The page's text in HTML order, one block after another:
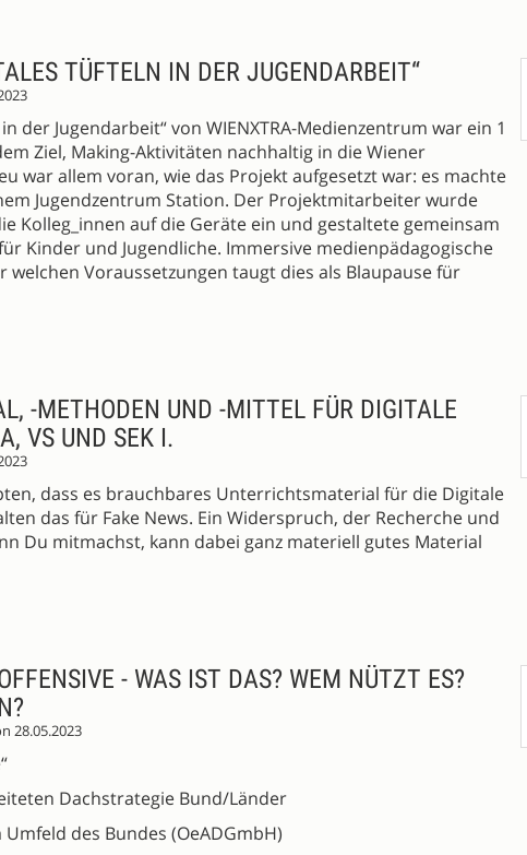
TÜFTELN IN DER JUGENDARBEIT“
der Jugendarbeit“ von WIENXTRA-Medienzentrum war ein 1
Ziel, Making-Aktivitäten nachhaltig in die Wiener
war allem voran, wie das Projekt aufgesetzt war: es machte
Jugendzentrum Station. Der Projektmitarbeiter wurde
Kolleg_innen auf die Geräte ein und gestaltete gemeinsam
Kinder und Jugendliche. Immersive medienpädagogische
welchen Voraussetzungen taugt dies als Blaupause für
-METHODEN UND -MITTEL FÜR DIGITALE
VS UND SEK I.
dass es brauchbares Unterrichtsmaterial für die Digitale
das für Fake News. Ein Widerspruch, der Recherche und
Du mitmachst, kann dabei ganz materiell gutes Material
- WAS IST DAS? WEM NÜTZT ES?
28.05.2023
Dachstrategie Bund/Länder
des Bundes (OeADGmbH)